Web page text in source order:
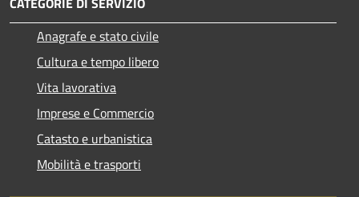
Anagrafe e stato civile
Cultura e tempo libero
Vita lavorativa
Imprese e Commercio
Catasto e urbanistica
Mobilità e trasporti